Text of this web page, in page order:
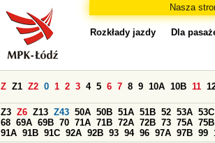
Nasza
Rozkłady jazdy Dla
Z Z1 Z2 0 1 2 3 4 5 6 7 8 9 10A 10B 11
Z3 Z6 Z13 Z43 50A 50B 51A 51B 52 53A 53C
68 69A 69B 70 71A 71B 72A 72B 73 75A 75B
91A 91B 91C 92A 92B 93 94 96 97A 97B 99